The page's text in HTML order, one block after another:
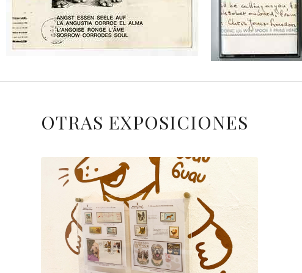
OTRAS EXPOSICIONES